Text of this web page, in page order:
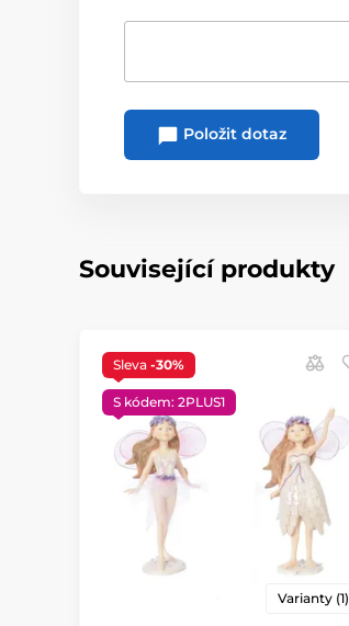
Položit dotaz
Související produkty
Sleva -30%
S kódem: 2PLUS1
Varianty (1)